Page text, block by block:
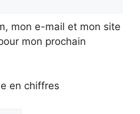
mon e-mail et mon site
mon prochain
en chiffres